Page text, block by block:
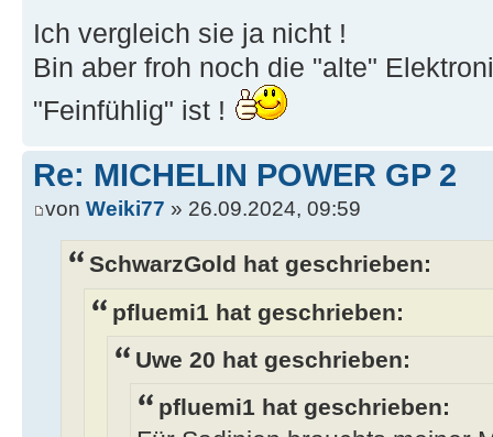
Ich vergleich sie ja nicht !
Bin aber froh noch die "alte"
"Feinfühlig" ist !
Re: MICHELIN POWER GP 2
von Weiki77 » 26.09.2024, 09:59
SchwarzGold hat geschrieben:
pfluemi1 hat geschrieben:
Uwe 20 hat geschrieben:
pfluemi1 hat geschrieben: